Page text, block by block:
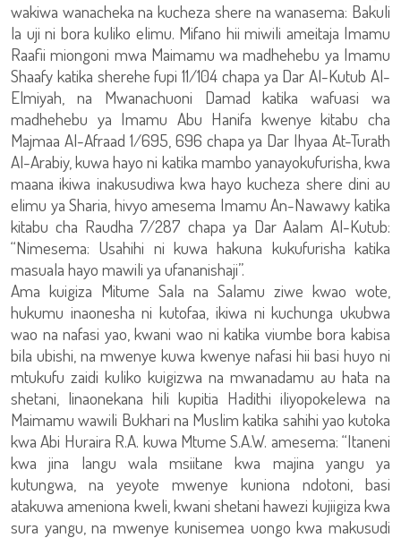
wakiwa wanacheka na kucheza shere na wanasema: Bakuli
la uji ni bora kuliko elimu. Mifano hii miwili ameitaja Imamu
Raafii miongoni mwa Maimamu wa madhehebu ya Imamu
Shaafy katika sherehe fupi 11/104 chapa ya Dar Al-Kutub Al-
Elmiyah, na Mwanachuoni Damad katika wafuasi wa
madhehebu ya Imamu Abu Hanifa kwenye kitabu cha
Majmaa Al-Afraad 1/695, 696 chapa ya Dar Ihyaa At-Turath
Al-Arabiy, kuwa hayo ni katika mambo yanayokufurisha, kwa
maana ikiwa inakusudiwa kwa hayo kucheza shere dini au
elimu ya Sharia, hivyo amesema Imamu An-Nawawy katika
kitabu cha Raudha 7/287 chapa ya Dar Aalam Al-Kutub:
“Nimesema: Usahihi ni kuwa hakuna kukufurisha katika
masuala hayo mawili ya ufananishaji”.
Ama kuigiza Mitume Sala na Salamu ziwe kwao wote,
hukumu inaonesha ni kutofaa, ikiwa ni kuchunga ukubwa
wao na nafasi yao, kwani wao ni katika viumbe bora kabisa
bila ubishi, na mwenye kuwa kwenye nafasi hii basi huyo ni
mtukufu zaidi kuliko kuigizwa na mwanadamu au hata na
shetani, linaonekana hili kupitia Hadithi iliyopokelewa na
Maimamu wawili Bukhari na Muslim katika sahihi yao kutoka
kwa Abi Huraira R.A. kuwa Mtume S.A.W. amesema: “Itaneni
kwa jina langu wala msiitane kwa majina yangu ya
kutungwa, na yeyote mwenye kuniona ndotoni, basi
atakuwa ameniona kweli, kwani shetani hawezi kujiigiza kwa
sura yangu, na mwenye kunisemea uongo kwa makusudi